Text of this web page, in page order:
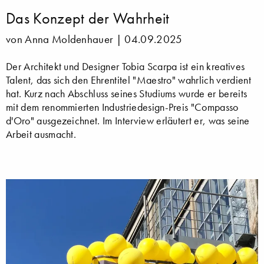
Das Konzept der Wahrheit
von Anna Moldenhauer |04.09.2025
Der Architekt und Designer Tobia Scarpa ist ein kreatives
Talent, das sich den Ehrentitel "Maestro" wahrlich verdient
hat. Kurz nach Abschluss seines Studiums wurde er bereits
mit dem renommierten Industriedesign-Preis "Compasso
d'Oro" ausgezeichnet. Im Interview erläutert er, was seine
Arbeit ausmacht.